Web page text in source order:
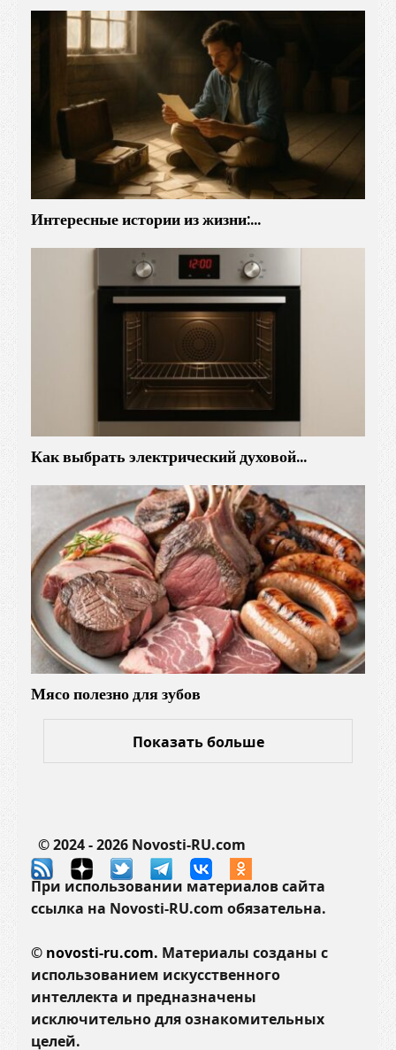
Интересные истории из жизни:…
Как выбрать электрический духовой…
Мясо полезно для зубов
Показать больше
© 2024 - 2026 Novosti-RU.com
При использовании материалов сайта
ссылка на Novosti-RU.com обязательна.
© novosti-ru.com. Материалы созданы с
использованием искусственного
интеллекта и предназначены
исключительно для ознакомительных
целей.